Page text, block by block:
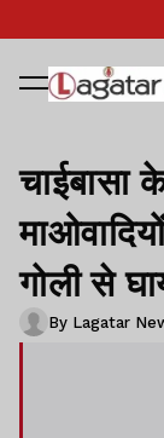
चाईबासा
गोली से
By Lagatar